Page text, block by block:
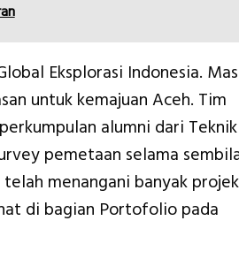
Eksplorasi Indonesia.
untuk kemajuan Aceh. Tim
alumni dari Teknik
pemetaan selama
menangani banyak projek
di bagian Portofolio pada